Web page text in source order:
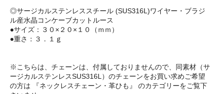
◎サージカルステンレススチール (SUS316L)ワイヤー・ブラジ
ル産水晶コンケーブカットルース
●サイズ：３０×２０×１０（ｍｍ）
●重さ：３．１ｇ
※こちらは、チェーンは、付属しておりませんので、同素材（サ
ージカルステンレスSUS316L）のチェーンをお買い求めご希望
の方は 『ネックレスチェーン・革ひも』 のカテゴリーをご覧下